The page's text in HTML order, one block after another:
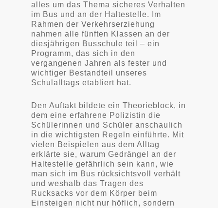
alles um das Thema sicheres Verhalten
im Bus und an der Haltestelle. Im
Rahmen der Verkehrserziehung
nahmen alle fünften Klassen an der
diesjährigen Busschule teil – ein
Programm, das sich in den
vergangenen Jahren als fester und
wichtiger Bestandteil unseres
Schulalltags etabliert hat.
Den Auftakt bildete ein Theorieblock, in
dem eine erfahrene Polizistin die
Schülerinnen und Schüler anschaulich
in die wichtigsten Regeln einführte. Mit
vielen Beispielen aus dem Alltag
erklärte sie, warum Gedrängel an der
Haltestelle gefährlich sein kann, wie
man sich im Bus rücksichtsvoll verhält
und weshalb das Tragen des
Rucksacks vor dem Körper beim
Einsteigen nicht nur höflich, sondern